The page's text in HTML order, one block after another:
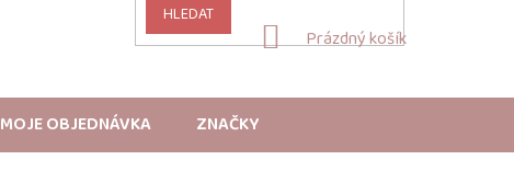
HLEDAT
NÁKUPNÍ
Prázdný košík
MOJE OBJEDNÁVKA ZNAČKY